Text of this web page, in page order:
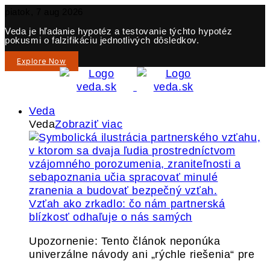
Veda je hľadanie hypotéz a testovanie týchto hypotéz
pokusmi o falzifikáciu jednotlivých dôsledkov.
Explore Now
Veda
VedaZobraziť viac
Vzťah ako zrkadlo: čo nám partnerská
blízkosť odhaľuje o nás samých
Upozornenie: Tento článok neponúka
univerzálne návody ani „rýchle riešenia“ pre